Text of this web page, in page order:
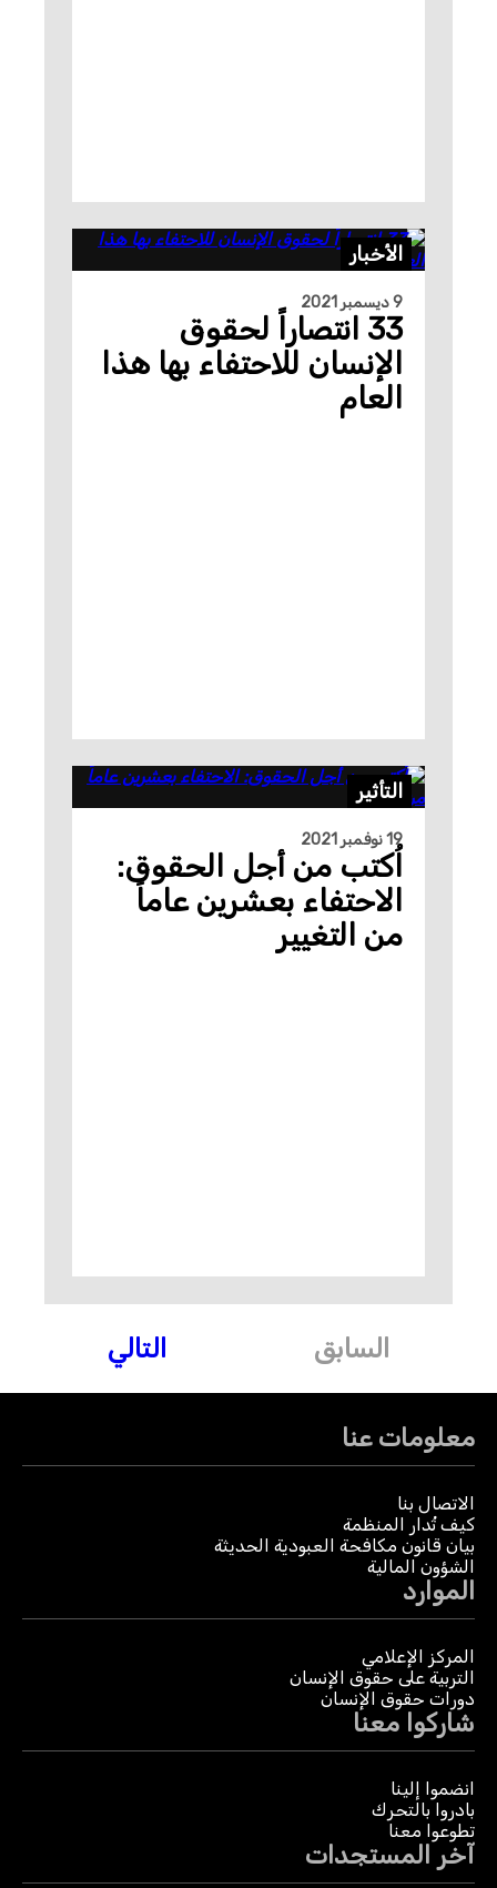
الأخبار
9 ديسمبر 2021
33 انتصاراً لحقوق
الإنسان للاحتفاء بها هذا
العام
التأثير
19 نوفمبر 2021
اُكتب من أجل الحقوق:
الاحتفاء بعشرين عاماً
من التغيير
السابق التالي
معلومات عنا
الاتصال بنا
كيف تُدار المنظمة
بيان قانون مكافحة العبودية الحديثة
الشؤون المالية
الموارد
المركز الإعلامي
التربية على حقوق الإنسان
دورات حقوق الإنسان
شاركوا معنا
انضموا إلينا
بادروا بالتحرك
تطوعوا معنا
آخر المستجدات